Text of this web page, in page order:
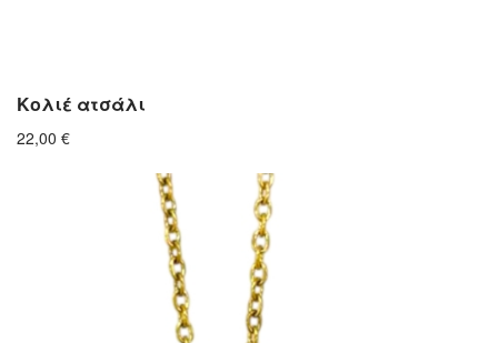
Κολιέ ατσάλι
22,00 €